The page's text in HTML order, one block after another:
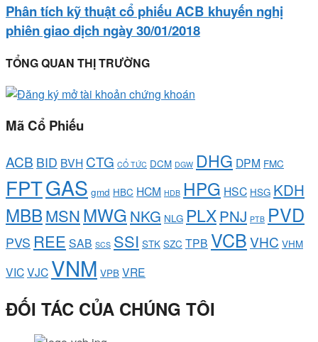
Phân tích kỹ thuật cổ phiếu ACB khuyến nghị
phiên giao dịch ngày 30/01/2018
TỔNG QUAN THỊ TRƯỜNG
Mã Cổ Phiếu
ACB BID BVH CTG CỔ TỨC DCM DGW DHG DPM FMC
FPTGAS gmd HBC HCM HDB HPG HSC HSG KDH
MBBMSNMWG NKG NLG PLXPNJ PTB PVD
PVS REE SAB SCS SSI STK SZC TPB VCBVHC VHM
VICVJC VNM VPB VRE
ĐỐI TÁC CỦA CHÚNG TÔI